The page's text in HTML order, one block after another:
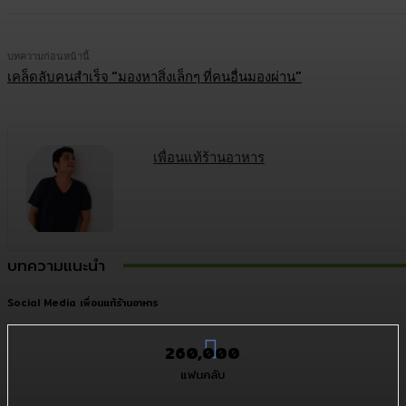
บทความก่อนหน้านี้
เคล็ดลับคนสำเร็จ “มองหาสิ่งเล็กๆ ที่คนอื่นมองผ่าน”
เพื่อนแท้ร้านอาหาร
บทความแนะนำ
Social Media เพื่อนแท้ร้านอาหาร
260,000
แฟนคลับ